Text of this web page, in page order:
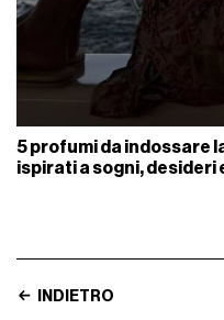
5 profumi da indossare
ispirati a sogni, desideri
INDIETRO